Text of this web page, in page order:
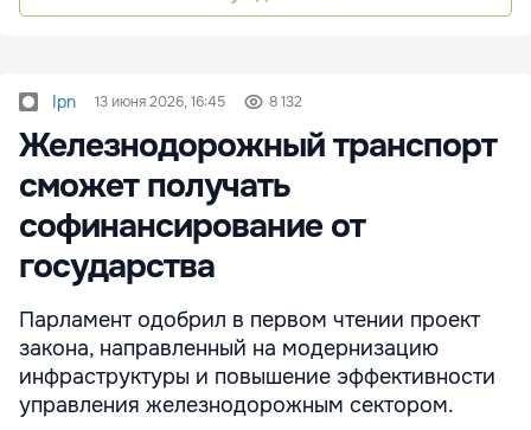
Ipn 13 июня 2026, 16:45 8 132
Железнодорожный транспорт
сможет получать
софинансирование от
государства
Парламент одобрил в первом чтении проект
закона, направленный на модернизацию
инфраструктуры и повышение эффективности
управления железнодорожным сектором.